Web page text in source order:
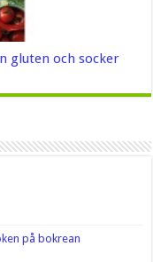
gluten och socker
på bokrean